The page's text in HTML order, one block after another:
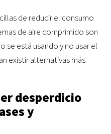
de reducir el consumo
de aire comprimido son
se está usando y no usar el
existir alternativas más
desperdicio
y